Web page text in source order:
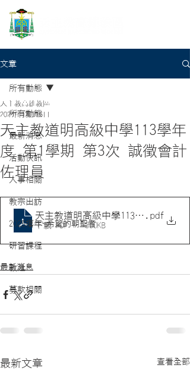
文章
所有動態
最新消息
活動快訊
人事相關
教宗出訪
2025禧年-希望的朝聖者
研習課程
教廷
募款相關
所有動態
天主教道明高級中學113學年
度 第1學期 第3次 誠徵會計
佐理員
天主教高雄教區
2024年12月16日
天主教道明高級中學113學年度第1
.pdf
下載 PDF • 300KB
最新消息
最新文章 查看全部